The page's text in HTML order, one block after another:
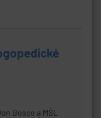
Bosco a MŠL